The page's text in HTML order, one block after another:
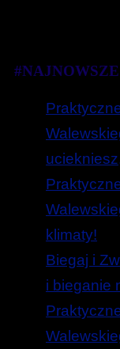
klimaty!
Biegaj i
i bieganie